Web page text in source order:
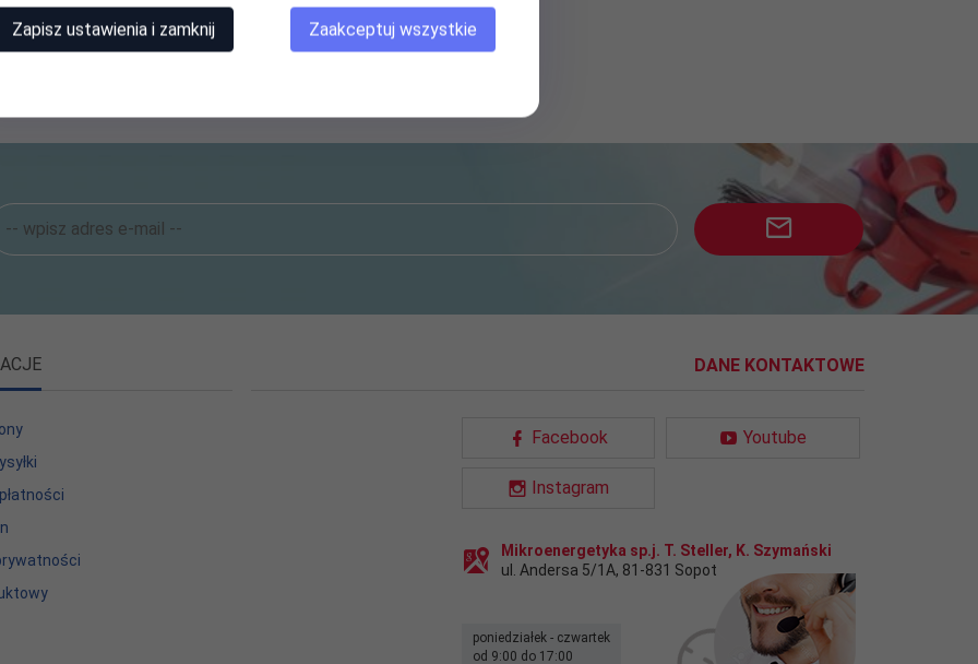
00PLN
DANE KONTAKTOWE
Facebook Youtube
Instagram
Mikroenergetyka sp.j. T. Steller, K. Szymański
ul. Andersa 5/1A, 81-831 Sopot
poniedziałek - czwartek
od 9:00 do 17:00
Zapisz ustawienia i zamknij Zaakceptuj wszystkie